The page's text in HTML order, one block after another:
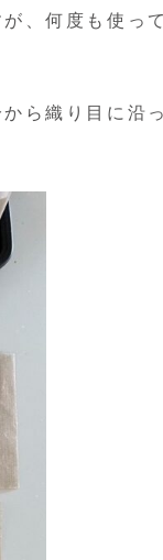
、何度も使っ
ら織り目に沿